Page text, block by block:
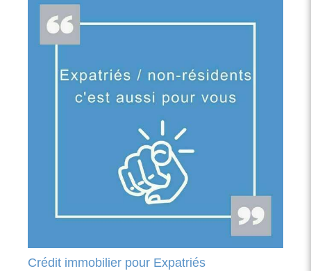
Crédit immobilier pour Expatriés